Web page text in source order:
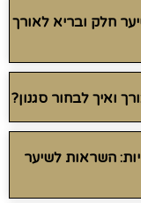
חלק ובריא לאורך
ואיך לבחור סגנון?
השראות לשיער